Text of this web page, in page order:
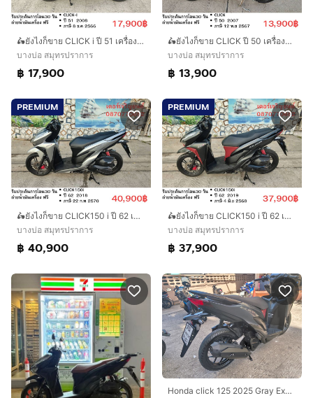
🛵ยังไงก็ขาย CLICK i ปี 51 เครื่องดี สีสวย สตาร์ทมือ เล่มชุดโอนครบ+เปลี่ยนถ่ายน้ำมันเครื่องฟรี
บางบ่อ สมุทรปราการ
฿ 17,900
🛵ยังไงก็ขาย CLICK ปี 50 เครื่องดี สีสวย สตาร์ทมือ เล่มชุดโอนครบ+เปลี่ยนถ่ายน้ำมันเครื่องฟรี ส่งฟรี 30 กม.
บางบ่อ สมุทรปราการ
฿ 13,900
PREMIUM
🛵ยังไงก็ขาย CLICK150 i ปี 62 เครื่องดี สีสวย สตาร์ทมือ เล่มชุดโอนครบ+เปลี่ยนถ่ายน้ำมันเครื่องฟรี ส่งฟรี30 ก.ม
บางบ่อ สมุทรปราการ
฿ 40,900
PREMIUM
🛵ยังไงก็ขาย CLICK150 i ปี 62 เครื่องดี สีสวย สตาร์ทมือ เล่มชุดโอนครบ+เปลี่ยนถ่ายน้ำมันเครื่องฟรี ส่งฟรี30 ก.ม
บางบ่อ สมุทรปราการ
฿ 37,900
Honda click 125 2025 Gray Excellent condition